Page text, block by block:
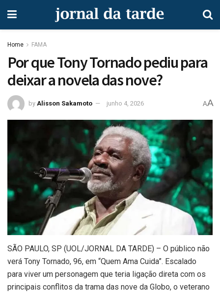
Home FAMA
Por que Tony Tornado pediu para
deixar a novela das nove?
by Alisson Sakamoto junho 4, 2026 AA
SÃO PAULO, SP (UOL/JORNAL DA TARDE) – O público não
verá Tony Tornado, 96, em “Quem Ama Cuida”. Escalado
para viver um personagem que teria ligação direta com os
principais conflitos da trama das nove da Globo, o veterano